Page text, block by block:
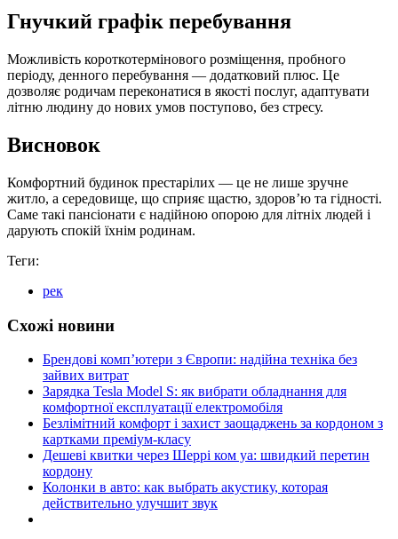
Гнучкий графік перебування
Можливість короткотермінового розміщення, пробного
періоду, денного перебування — додатковий плюс. Це
дозволяє родичам переконатися в якості послуг, адаптувати
літню людину до нових умов поступово, без стресу.
Висновок
Комфортний будинок престарілих — це не лише зручне
житло, а середовище, що сприяє щастю, здоров’ю та гідності.
Саме такі пансіонати є надійною опорою для літніх людей і
дарують спокій їхнім родинам.
Теги:
рек
Схожі новини
Брендові комп’ютери з Європи: надійна техніка без
зайвих витрат
Зарядка Tesla Model S: як вибрати обладнання для
комфортної експлуатації електромобіля
Безлімітний комфорт і захист заощаджень за кордоном з
картками преміум-класу
Дешеві квитки через Шеррі ком уа: швидкий перетин
кордону
Колонки в авто: как выбрать акустику, которая
действительно улучшит звук